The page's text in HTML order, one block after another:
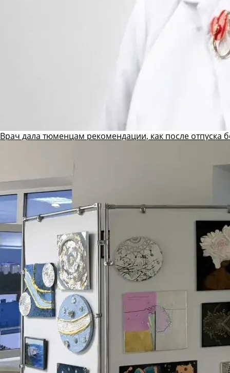
Врач дала тюменцам рекомендации, как после отпуска